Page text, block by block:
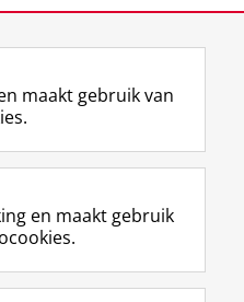
maakt gebruik van
en maakt gebruik